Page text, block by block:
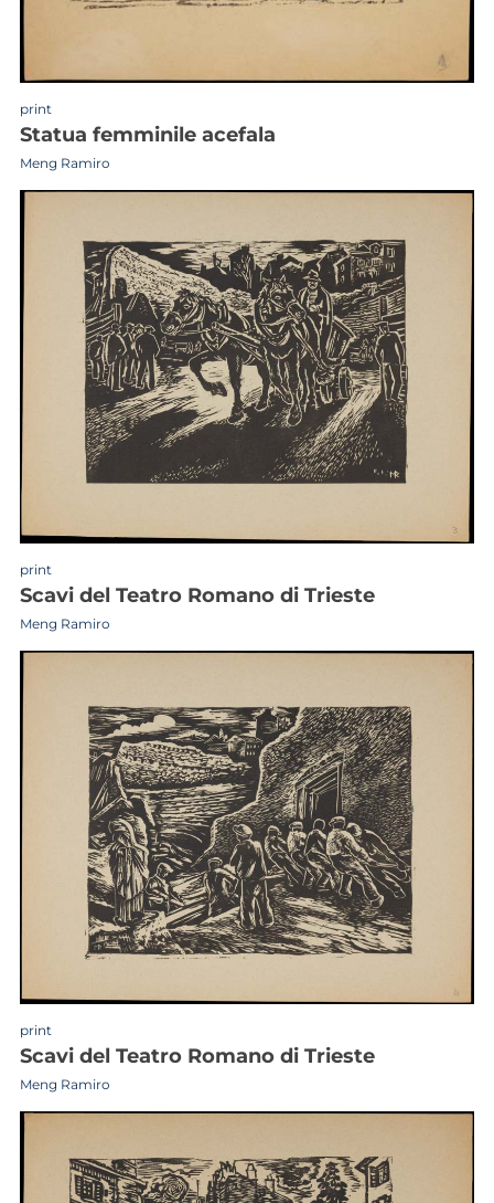
print
statua femminile acefala
Meng Ramiro
print
scavi del Teatro Romano di Trieste
Meng Ramiro
print
scavi del Teatro Romano di Trieste
Meng Ramiro